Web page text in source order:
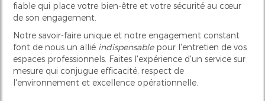
fiable qui place votre bien-être et votre sécurité au cœur
de son engagement.
Notre savoir-faire unique et notre engagement constant
font de nous un allié indispensablepour l'entretien de vos
espaces professionnels. Faites l'expérience d'un service sur
mesure qui conjugue efficacité, respect de
l'environnement et excellence opérationnelle.